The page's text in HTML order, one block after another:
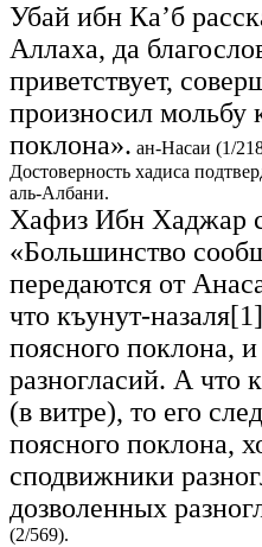
Убай ибн Ка’б
Аллаха, да
приветствует,
произносил мольбу
поклона». ан-Насаи (1/
Достоверность хадиса
аль-Албани.
Хафиз Ибн Хаджар
«Большинство
передаются от
что къунут-
поясного поклона,
разногласий. А что
(в витре), то его
поясного поклона,
сподвижники
дозволенных
(2/569).